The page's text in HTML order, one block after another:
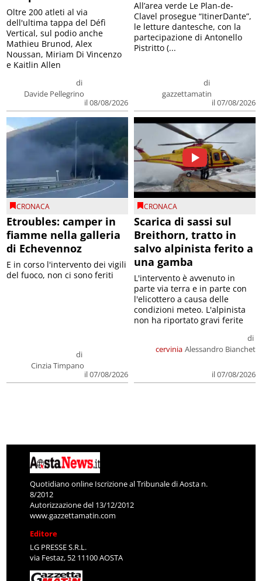
di
Davide Pellegrino
il 08/08/2026
Oltre 200 atleti al via
dell'ultima tappa del Défì
Vertical, sul podio anche
Mathieu Brunod, Alex
Noussan, Miriam Di Vincenzo
e Kaitlin Allen
di
gazzettamatin
il 07/08/2026
All’area verde Le Plan-de-
Clavel prosegue “ItinerDante”,
le letture dantesche, con la
partecipazione di Antonello
Pistritto (...
CRONACA
Etroubles: camper in
fiamme nella galleria
di Echevennoz
di
Cinzia Timpano
il 07/08/2026
E in corso l'intervento dei vigili
del fuoco, non ci sono feriti
CRONACA
Scarica di sassi sul
Breithorn, tratto in
salvo alpinista ferito a
una gamba
cervinia
di
Alessandro Bianchet
il 07/08/2026
L'intervento è avvenuto in
parte via terra e in parte con
l'elicottero a causa delle
condizioni meteo. L'alpinista
non ha riportato gravi ferite
Quotidiano online Iscrizione al Tribunale di Aosta n.
8/2012
Autorizzazione del 13/12/2012
www.gazzettamatin.com
Editore
LG PRESSE S.R.L.
via Festaz, 52 11100 AOSTA